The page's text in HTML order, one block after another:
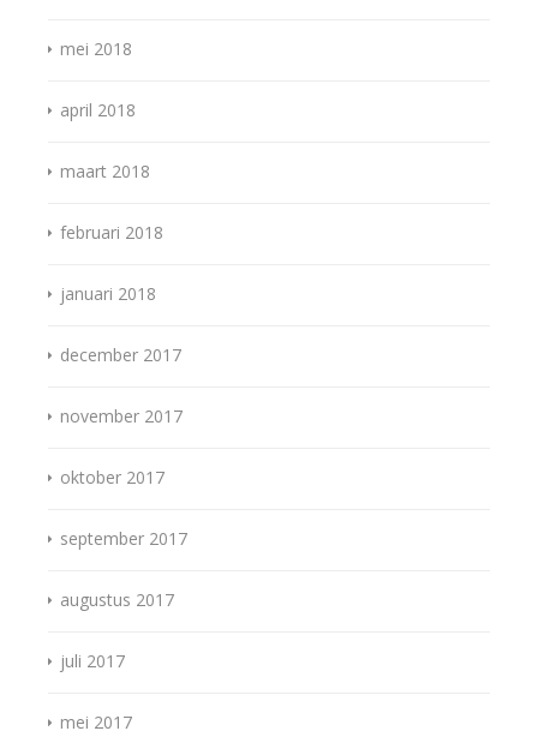
mei 2018
april 2018
maart 2018
februari 2018
januari 2018
december 2017
november 2017
oktober 2017
september 2017
augustus 2017
juli 2017
mei 2017